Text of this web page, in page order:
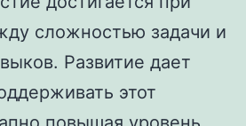
сложностью задачи и
Развитие дает
этот